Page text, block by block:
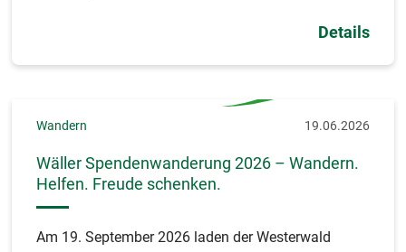
Details
Wandern 19.06.2026
Wäller Spendenwanderung 2026 – Wandern.
Helfen. Freude schenken.
Am 19. September 2026 laden der Westerwald